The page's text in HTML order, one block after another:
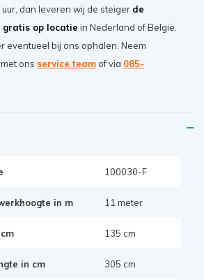
dan leveren wij de steiger de
gratis op locatie in Nederland of België.
eventueel bij ons ophalen. Neem
ons service teamof via 085-
100030-F
in m 11 meter
135 cm
in cm 305 cm